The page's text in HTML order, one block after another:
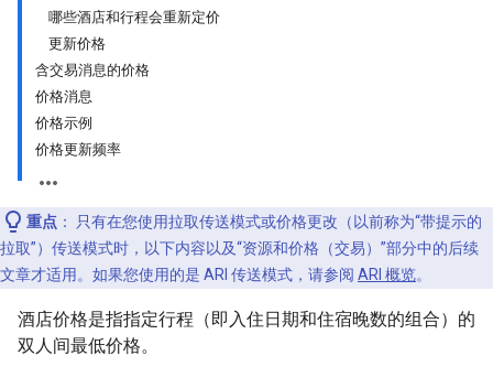
哪些酒店和行程会重新定价
更新价格
含交易消息的价格
价格消息
价格示例
价格更新频率
重点 ：
只有在您使用拉取传送模式或价格更改（以前称为“带提示的
拉取”）传送模式时，以下内容以及“资源和价格（交易）”部分中的后续
文章才适用。如果您使用的是 ARI 传送模式，请参阅 ARI 概览。
酒店价格是指指定行程（即入住日期和住宿晚数的组合）的
双人间最低价格。